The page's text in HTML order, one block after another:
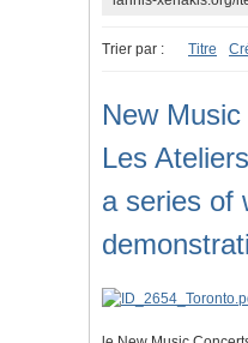
Trier par : Titre
New
Les
a series of